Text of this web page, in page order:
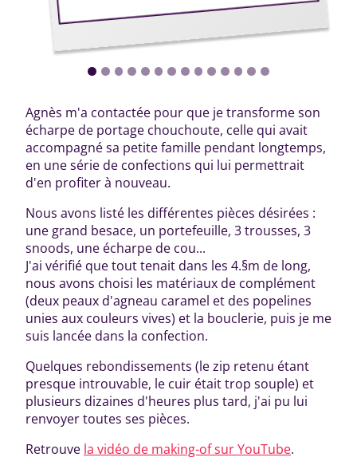
Agnès m'a contactée pour que je transforme son
écharpe de portage chouchoute, celle qui avait
accompagné sa petite famille pendant longtemps,
en une série de confections qui lui permettrait
d'en profiter à nouveau.
Nous avons listé les différentes pièces désirées :
une grand besace, un portefeuille, 3 trousses, 3
snoods, une écharpe de cou...
J'ai vérifié que tout tenait dans les 4.§m de long,
nous avons choisi les matériaux de complément
(deux peaux d'agneau caramel et des popelines
unies aux couleurs vives) et la bouclerie, puis je me
suis lancée dans la confection.
Quelques rebondissements (le zip retenu étant
presque introuvable, le cuir était trop souple) et
plusieurs dizaines d'heures plus tard, j'ai pu lui
renvoyer toutes ses pièces.
Retrouve la vidéo de making-of sur YouTube.